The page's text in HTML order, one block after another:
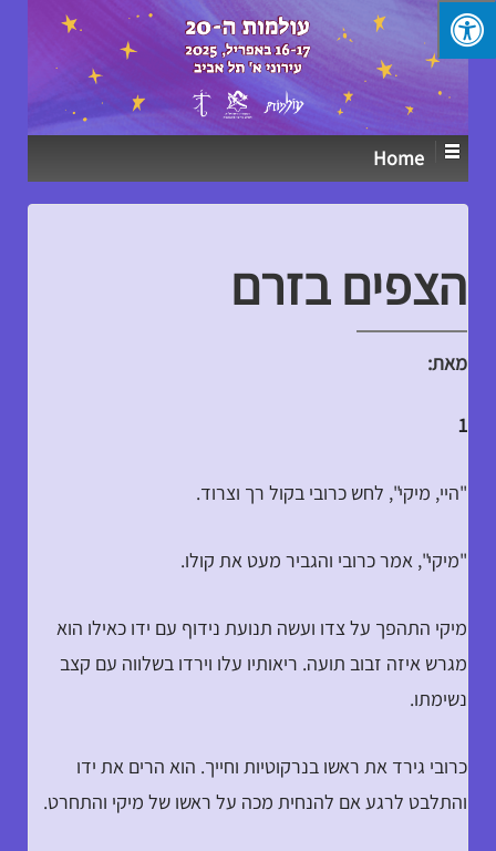
↓
SKIP
TO
CONTENT
Home
הצפים בזרם
מאת:
1
"היי, מיקי", לחש כרובי בקול רך וצרוד.
"מיקי", אמר כרובי והגביר מעט את קולו.
מיקי התהפך על צדו ועשה תנועת נידוף עם ידו כאילו הוא
מגרש איזה זבוב תועה. ריאותיו עלו וירדו בשלווה עם קצב
נשימתו.
כרובי גירד את ראשו בנרקוטיות וחייך. הוא הרים את ידו
והתלבט לרגע אם להנחית מכה על ראשו של מיקי והתחרט.